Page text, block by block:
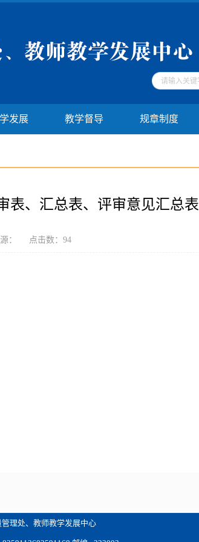
发展 教学督导 规章制度
表、汇总表、评审意见汇总表
： 点击数： 94
理处、教师教学发展中心